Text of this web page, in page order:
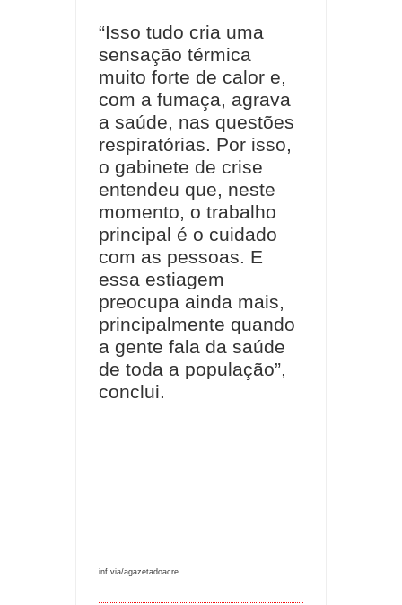
“Isso tudo cria uma
sensação térmica
muito forte de calor e,
com a fumaça, agrava
a saúde, nas questões
respiratórias. Por isso,
o gabinete de crise
entendeu que, neste
momento, o trabalho
principal é o cuidado
com as pessoas. E
essa estiagem
preocupa ainda mais,
principalmente quando
a gente fala da saúde
de toda a população”,
conclui.
inf.via/agazetadoacre